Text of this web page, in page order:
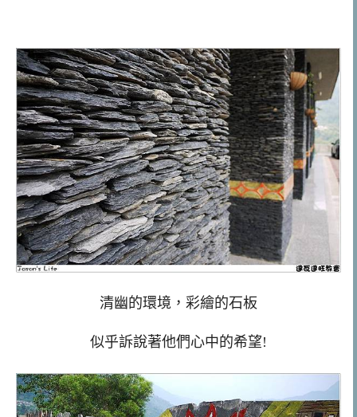
清幽的環境，彩繪的石板
似乎訴說著他們心中的希望!